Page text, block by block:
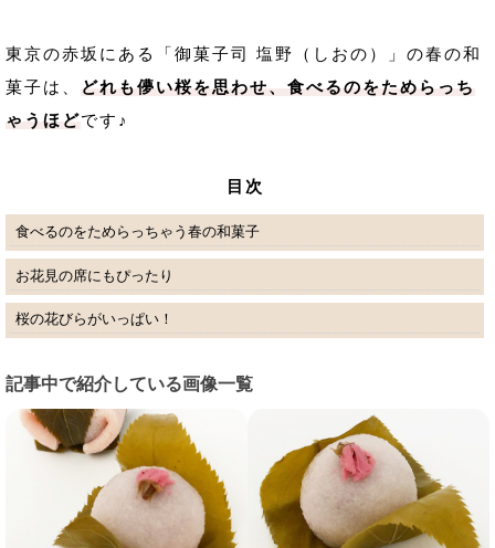
東京の赤坂にある「御菓子司 塩野（しおの）」の春の和
菓子は、
どれも儚い桜を思わせ、食べるのをためらっち
ゃうほどです♪
目次
食べるのをためらっちゃう春の和菓子
お花見の席にもぴったり
桜の花びらがいっぱい！
記事中で紹介している画像一覧